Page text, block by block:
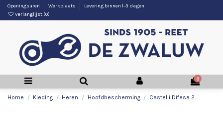
Openingsuren Werkplaats
Levering binnen 1-3 dagen
Verlanglijst (0)
0
Home Kleding Heren Hoofdbescherming Castelli Difesa 2